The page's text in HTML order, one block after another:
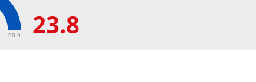
90.9 23.8